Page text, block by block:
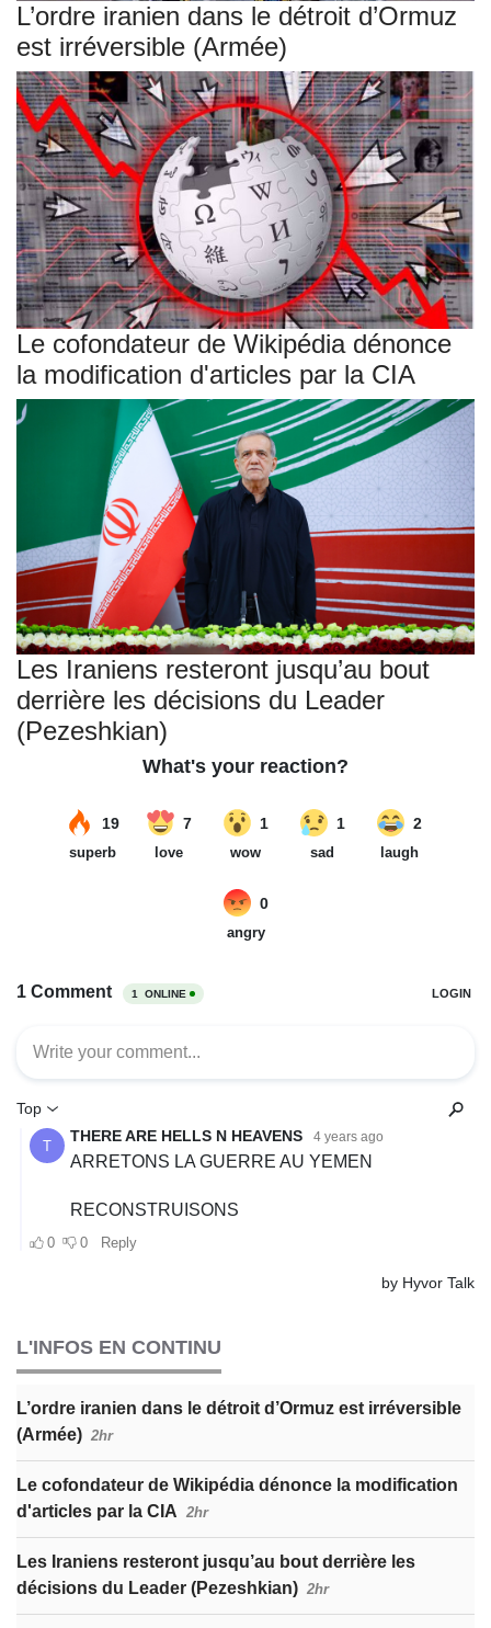
L’ordre iranien dans le détroit d’Ormuz
est irréversible (Armée)
Le cofondateur de Wikipédia dénonce
la modification d'articles par la CIA
Les Iraniens resteront jusqu’au bout
derrière les décisions du Leader
(Pezeshkian)
L'INFOS EN CONTINU
L’ordre iranien dans le détroit d’Ormuz est irréversible
(Armée) 2hr
Le cofondateur de Wikipédia dénonce la modification
d'articles par la CIA 2hr
Les Iraniens resteront jusqu’au bout derrière les
décisions du Leader (Pezeshkian) 2hr